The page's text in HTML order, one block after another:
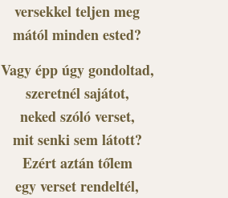
versekkel teljen meg
mától minden ested?
Vagy épp úgy gondoltad,
szeretnél sajátot,
neked szóló verset,
mit senki sem látott?
Ezért aztán tőlem
egy verset rendeltél,